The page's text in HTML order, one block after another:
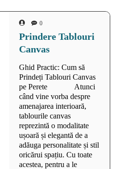
0
Prindere Tablouri
Canvas
Ghid Practic: Cum să
Prindeți Tablouri Canvas
pe Perete Atunci
când vine vorba despre
amenajarea interioară,
tablourile canvas
reprezintă o modalitate
ușoară și elegantă de a
adăuga personalitate și stil
oricărui spațiu. Cu toate
acestea, pentru a le